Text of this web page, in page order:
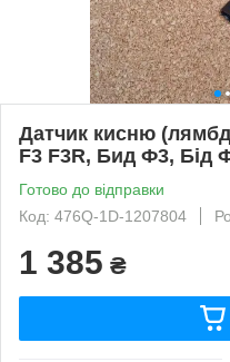
Датчик кисню
F3 F3R, Бид Ф3, Бід
Готово до відправки
Код: 476Q-1D-1207804
1 385 ₴